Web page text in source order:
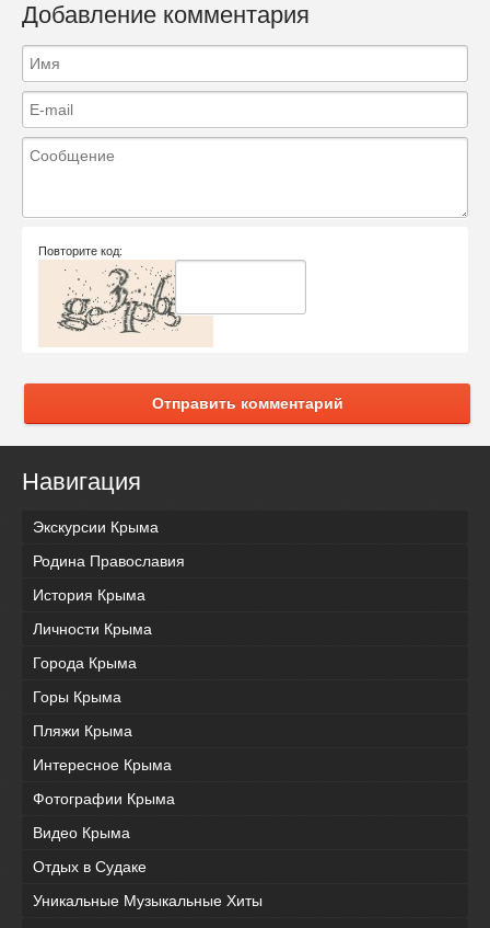
Добавление комментария
Повторите код:
Отправить комментарий
Навигация
Экскурсии Крыма
Родина Православия
История Крыма
Личности Крыма
Города Крыма
Горы Крыма
Пляжи Крыма
Интересное Крыма
Фотографии Крыма
Видео Крыма
Отдых в Судаке
Уникальные Музыкальные Хиты